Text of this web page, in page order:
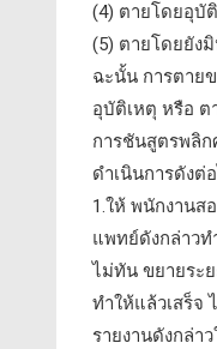
(4) ตายโดยอุบั
(5) ตายโดยยัง
ฉะนั้น การตาย
อุบัติเหตุ หรือ ต
การชันสูตรพลิ
ดำเนินการดังต่
1.ให้ พนักงาน
แพทย์ดังกล่าวท
ไม่ทัน ขยายระ
ทำให้แล้วเสร็จ
รายงานดังกล่า